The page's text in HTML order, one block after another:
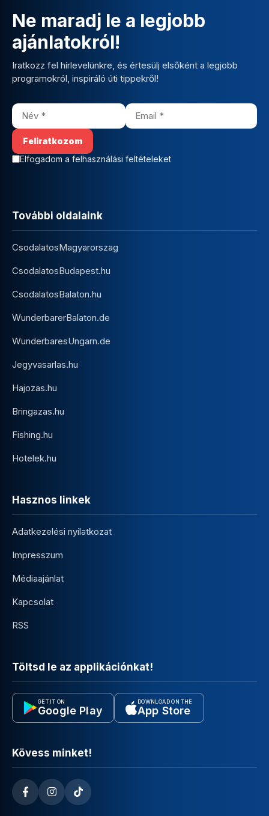
Ne maradj le a legjobb
ajánlatokról!
Iratkozz fel hírlevelünkre, és értesülj elsőként a legjobb
programokról, inspiráló úti tippekről!
Elfogadom a felhasználási feltételeket
További oldalaink
CsodalatosMagyarorszag
CsodalatosBudapest.hu
CsodalatosBalaton.hu
WunderbarerBalaton.de
WunderbaresUngarn.de
Jegyvasarlas.hu
Hajozas.hu
Bringazas.hu
Fishing.hu
Hotelek.hu
Hasznos linkek
Adatkezelési nyilatkozat
Impresszum
Médiaajánlat
Kapcsolat
RSS
Töltsd le az applikációnkat!
GET IT ON
Google Play
DOWNLOAD ON THE
App Store
Kövess minket!